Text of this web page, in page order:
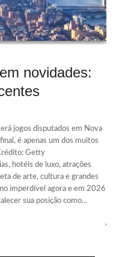
novidades:
jogos disputados em Nova
é apenas um dos muitos
Getty
hotéis de luxo, atrações
de arte, cultura e grandes
imperdível agora e em 2026
sua posição como...